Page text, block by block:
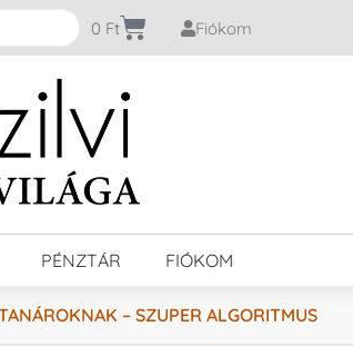
0 Ft Fiókom
PÉNZTÁR FIÓKOM
– SZUPER ALGORITMUS